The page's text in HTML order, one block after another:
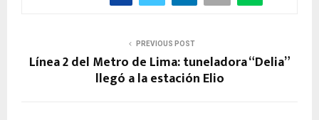
PREVIOUS POST
Línea 2 del Metro de Lima: tuneladora “Delia”
llegó a la estación Elio